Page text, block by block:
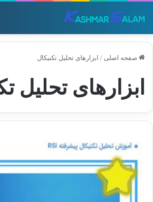
صفحه اصلی / ابزارهای تحلیل تکنیکال
ابزارهای تحلیل